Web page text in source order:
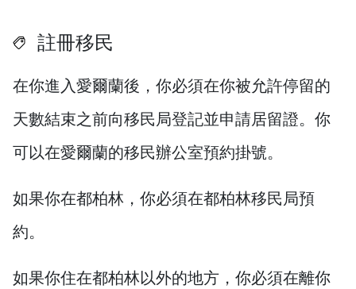
註冊移民
在你進入愛爾蘭後，你必須在你被允許停留的
天數結束之前向移民局登記並申請居留證。你
可以在愛爾蘭的移民辦公室預約掛號。
如果你在都柏林，你必須在都柏林移民局預
約。
如果你住在都柏林以外的地方，你必須在離你